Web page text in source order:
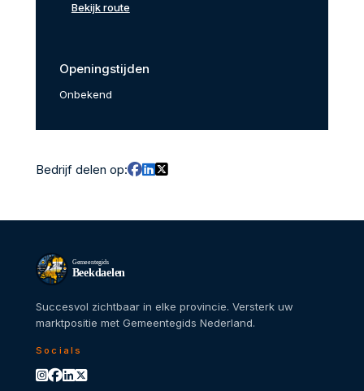
Bekijk route
Openingstijden
Onbekend
Bedrijf delen op:
Gemeentegids
Beekdaelen
Succesvol zichtbaar in elke provincie. Versterk uw
marktpositie met Gemeentegids Nederland.
Socials